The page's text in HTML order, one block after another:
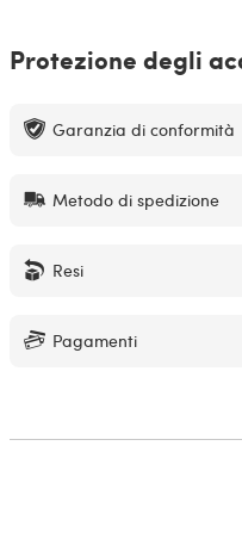
Protezione degli
Garanzia di conformità
Metodo di spedizione
Resi
Pagamenti